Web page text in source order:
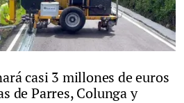
casi 3 millones de euros
de Parres, Colunga y